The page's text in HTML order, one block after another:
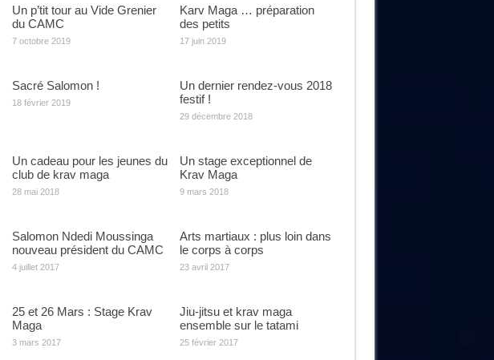
Un p’tit tour au Vide Grenier
du CAMC
7 octobre 2019
Karv Maga … préparation
des petits
17 juin 2019
Sacré Salomon !
18 février 2019
Un dernier rendez-vous 2018
festif !
29 décembre 2018
Un cadeau pour les jeunes du
club de krav maga
28 mai 2018
Un stage exceptionnel de
Krav Maga
9 mars 2018
Salomon Ndedi Moussinga
nouveau président du CAMC
4 juillet 2017
Arts martiaux : plus loin dans
le corps à corps
23 avril 2017
25 et 26 Mars : Stage Krav
Maga
3 mars 2017
Jiu-jitsu et krav maga
ensemble sur le tatami
25 février 2017